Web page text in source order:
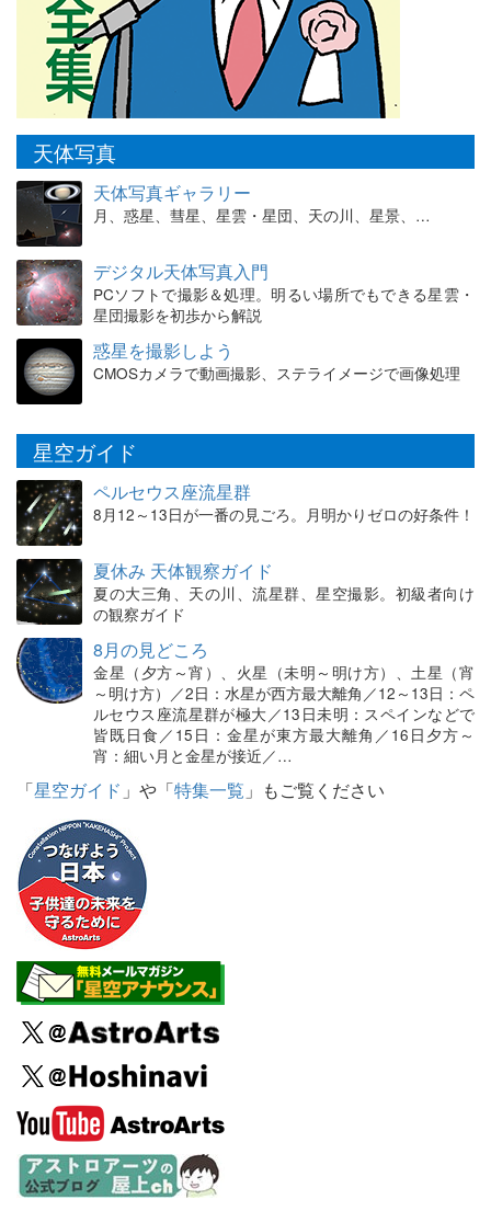
天体写真
天体写真ギャラリー
月、惑星、彗星、星雲・星団、天の川、星景、…
デジタル天体写真入門
PCソフトで撮影＆処理。明るい場所でもできる星雲・
星団撮影を初歩から解説
惑星を撮影しよう
CMOSカメラで動画撮影、ステライメージで画像処理
星空ガイド
ペルセウス座流星群
8月12～13日が一番の見ごろ。月明かりゼロの好条件！
夏休み 天体観察ガイド
夏の大三角、天の川、流星群、星空撮影。初級者向け
の観察ガイド
8月の見どころ
金星（夕方～宵）、火星（未明～明け方）、土星（宵
～明け方）／2日：水星が西方最大離角／12～13日：ペ
ルセウス座流星群が極大／13日未明：スペインなどで
皆既日食／15日：金星が東方最大離角／16日夕方～
宵：細い月と金星が接近／…
「星空ガイド 」や「特集一覧 」もご覧ください